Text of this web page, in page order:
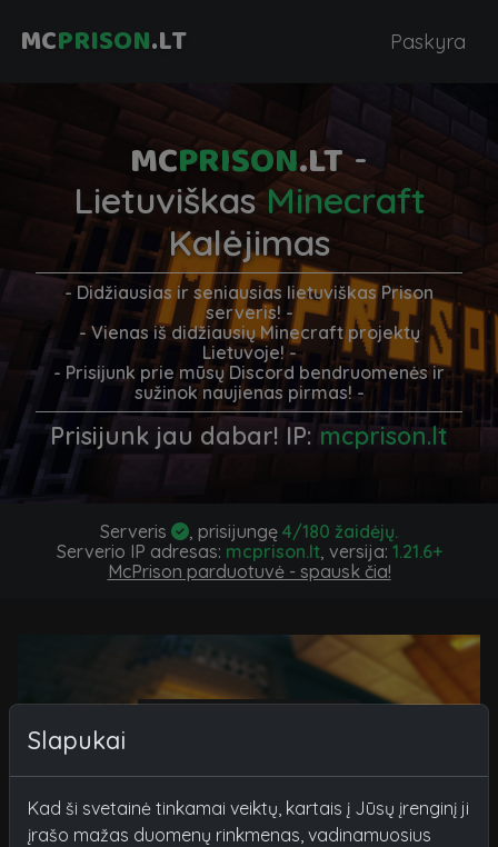
MCPRISON.LT Paskyra
MCPRISON.LT-
LietuviškasMinecraft
Kalėjimas
- Didžiausias ir seniausias lietuviškas Prison
serveris! -
- Vienas iš didžiausių Minecraft projektų
Lietuvoje! -
- Prisijunk prie mūsų Discord bendruomenės ir
sužinok naujienas pirmas! -
Prisijunk jau dabar! IP: mcprison.lt
Serveris , prisijungę 4/180 žaidėjų.
Serverio IP adresas: mcprison.lt, versija: 1.21.6+
McPrison parduotuvė - spausk čia!
Slapukai
Kad ši svetainė tinkamai veiktų, kartais į Jūsų įrenginį ji
įrašo mažas duomenų rinkmenas, vadinamuosius